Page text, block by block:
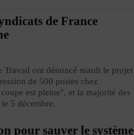
de France
Travail ont dénoncé mardi le projet
de 500 postes chez
est pleine", et la majorité des
5 décembre.
pour sauver le système